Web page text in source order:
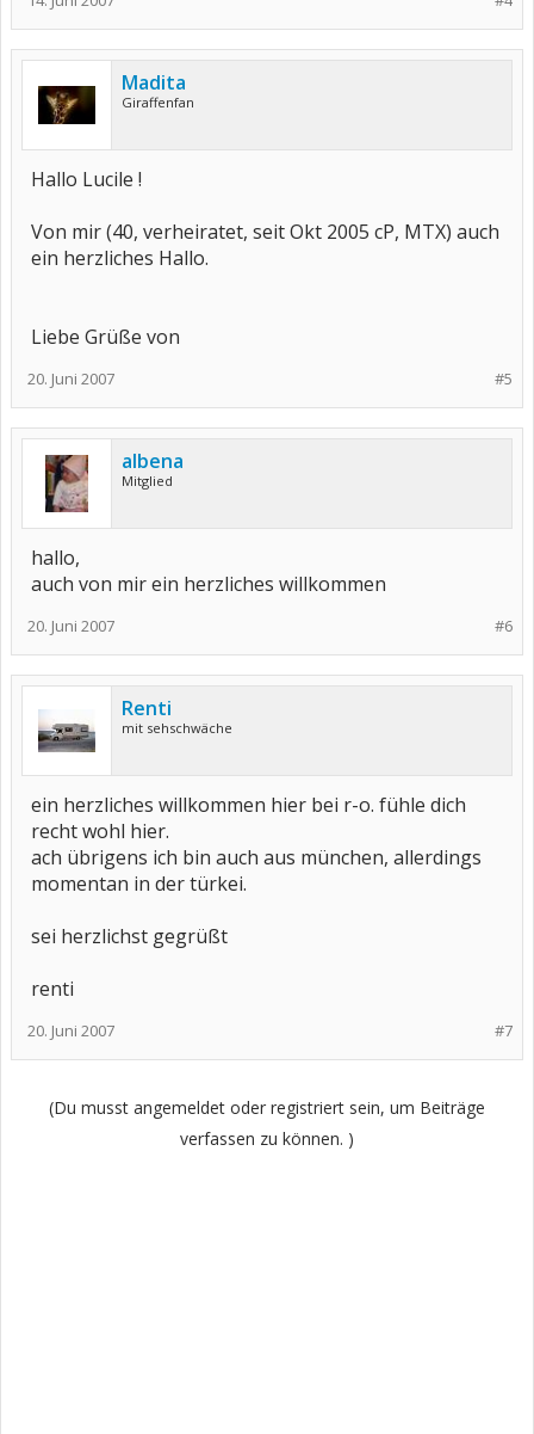
Madita
Giraffenfan
Hallo Lucile !
Von mir (40, verheiratet, seit Okt 2005 cP, MTX) auch
ein herzliches Hallo.
Liebe Grüße von
#5
20. Juni 2007
albena
Mitglied
hallo,
auch von mir ein herzliches willkommen
#6
20. Juni 2007
Renti
mit sehschwäche
ein herzliches willkommen hier bei r-o. fühle dich
recht wohl hier.
ach übrigens ich bin auch aus münchen, allerdings
momentan in der türkei.
sei herzlichst gegrüßt
renti
#7
20. Juni 2007
(Du musst angemeldet oder registriert sein, um Beiträge
verfassen zu können. )